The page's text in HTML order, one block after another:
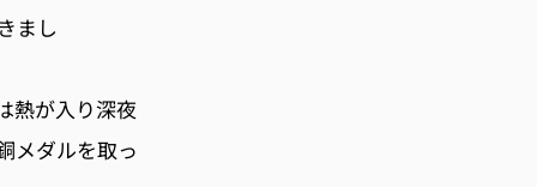
まし
熱が入り深夜
メダルを取っ